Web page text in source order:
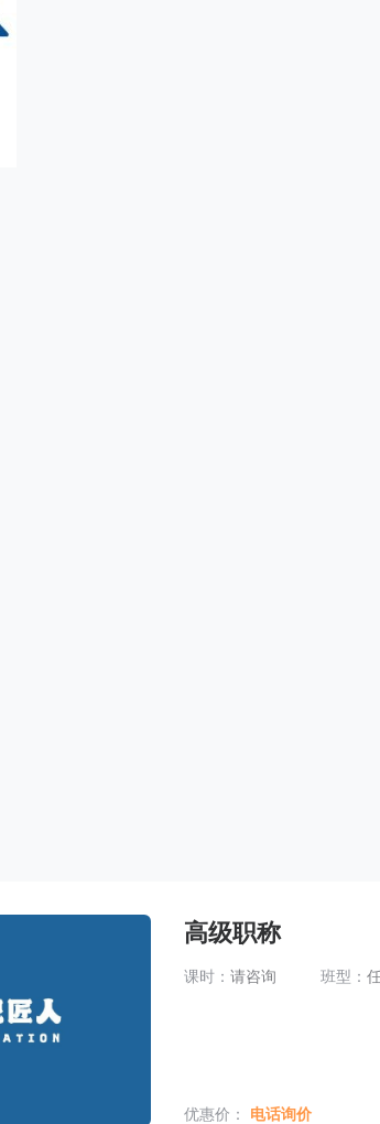
高级职称
课时： 请咨询 班型：
优惠价： 电话询价